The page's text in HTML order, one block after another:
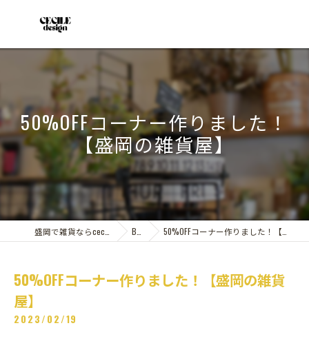
50%OFFコーナー作りました！
【盛岡の雑貨屋】
Blog 50%OFFコーナー作りました！【盛岡の雑貨屋】
50%OFFコーナー作りました！【盛岡の雑貨
屋】
2023/02/19